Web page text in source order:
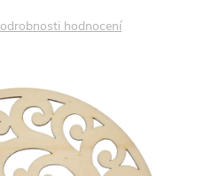
hodnocení